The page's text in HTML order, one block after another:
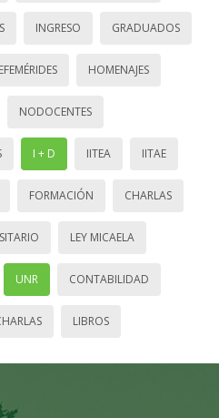
INGRESO GRADUADOS
EFEMÉRIDES HOMENAJES
NODOCENTES
I + D IITEA IITAE
FORMACIÓN CHARLAS
LEY MICAELA
UNR CONTABILIDAD
LIBROS